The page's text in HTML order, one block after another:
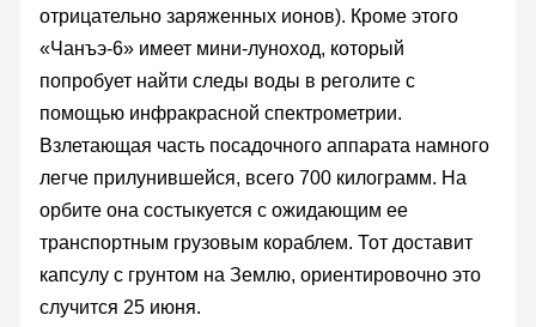
отрицательно заряженных ионов). Кроме этого
«Чанъэ-6» имеет мини-луноход, который
попробует найти следы воды в реголите с
помощью инфракрасной спектрометрии.
Взлетающая часть посадочного аппарата намного
легче прилунившейся, всего 700 килограмм. На
орбите она состыкуется с ожидающим ее
транспортным грузовым кораблем. Тот доставит
капсулу с грунтом на Землю, ориентировочно это
случится 25 июня.